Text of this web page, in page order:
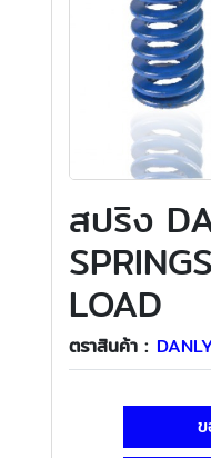
สปริง
LOAD
ตราสินค้า :